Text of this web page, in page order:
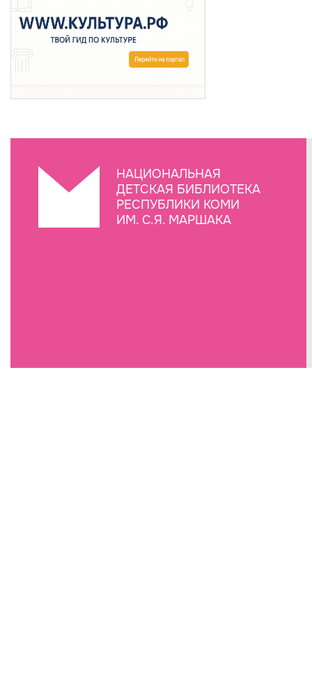
НАЦИОНАЛЬНАЯ
ДЕТСКАЯ БИБЛИОТЕКА
РЕСПУБЛИКИ КОМИ
ИМ. С.Я. МАРШАКА